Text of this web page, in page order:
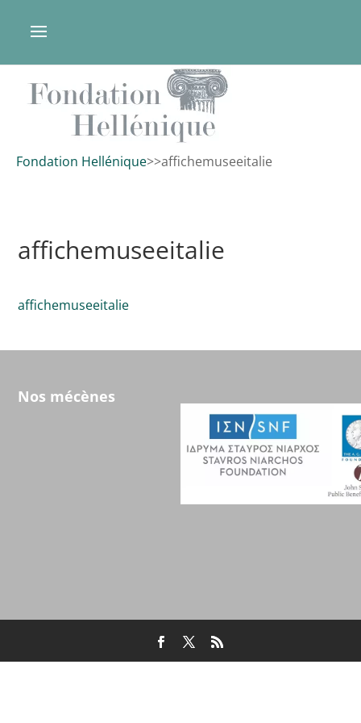
Fondation Hellénique>>affichemuseeitalie
affichemuseeitalie
affichemuseeitalie
Nos mécènes